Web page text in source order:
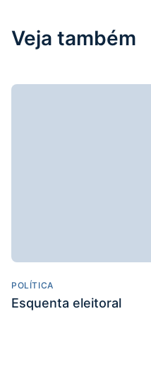
Veja também
POLÍTICA
Esquenta eleitoral